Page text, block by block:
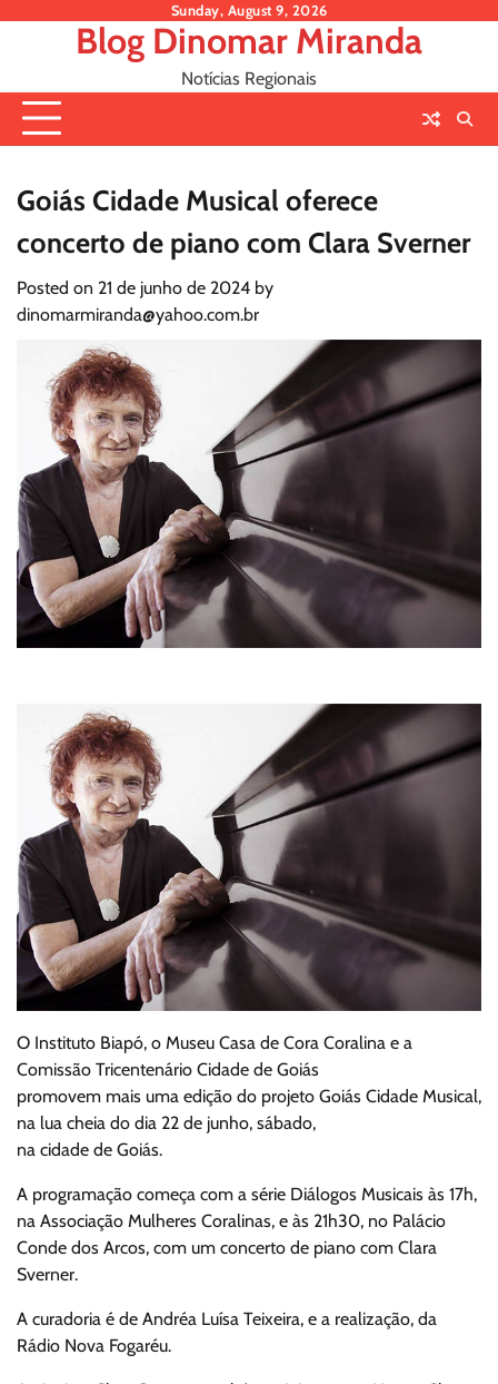
Sunday, August 9, 2026
Blog Dinomar Miranda
Notícias Regionais
Goiás Cidade Musical oferece
concerto de piano com Clara Sverner
Posted on 21 de junho de 2024 by
dinomarmiranda@yahoo.com.br
O Instituto Biapó, o Museu Casa de Cora Coralina e a
Comissão Tricentenário Cidade de Goiás
promovem mais uma edição do projeto Goiás Cidade Musical,
na lua cheia do dia 22 de junho, sábado,
na cidade de Goiás.
A programação começa com a série Diálogos Musicais às 17h,
na Associação Mulheres Coralinas, e às 21h30, no Palácio
Conde dos Arcos, com um concerto de piano com Clara
Sverner.
A curadoria é de Andréa Luísa Teixeira, e a realização, da
Rádio Nova Fogaréu.